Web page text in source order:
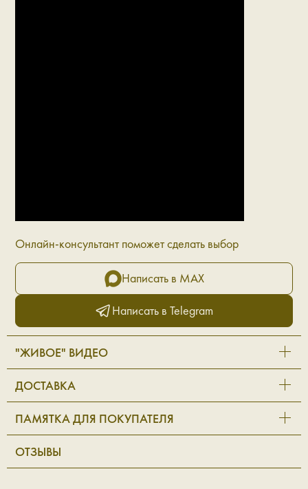
Онлайн-консультант поможет сделать выбор
Написать в MAX
Написать в Telegram
"ЖИВОЕ" ВИДЕО
ДОСТАВКА
ПАМЯТКА ДЛЯ ПОКУПАТЕЛЯ
ОТЗЫВЫ